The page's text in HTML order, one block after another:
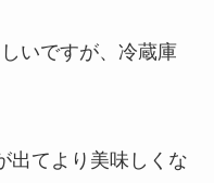
いですが、冷蔵庫
出てより美味しくな